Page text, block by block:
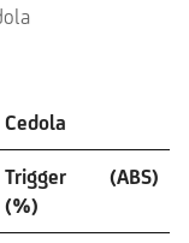
Cedola
Trigger
(%)
(ABS)